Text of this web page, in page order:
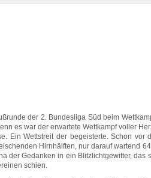
der 2. Bundesliga Süd beim
es war der erwartete Wettkampf voller
Ein Wettstreit der begeisterte. Schon vor
Hirnhälften, nur darauf wartend
der Gedanken in ein Blitzlichtgewitter, das
schien.